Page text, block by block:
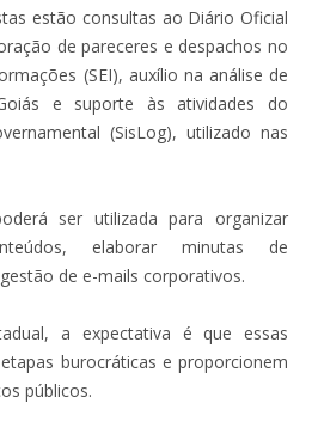
estão consultas ao Diário Oficial
de pareceres e despachos no
(SEI), auxílio na análise de
e suporte às atividades do
(SisLog), utilizado nas
ser utilizada para organizar
elaborar minutas de
de e-mails corporativos.
a expectativa é que essas
burocráticas e proporcionem
públicos.